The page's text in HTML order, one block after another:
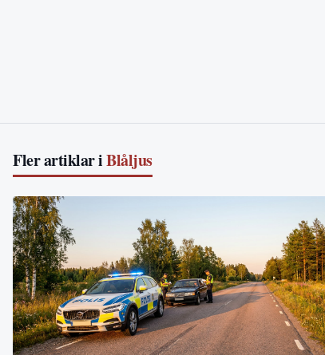
Fler artiklar iBlåljus